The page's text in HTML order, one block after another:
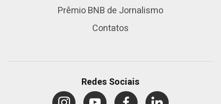
Prêmio BNB de Jornalismo
Contatos
Redes Sociais